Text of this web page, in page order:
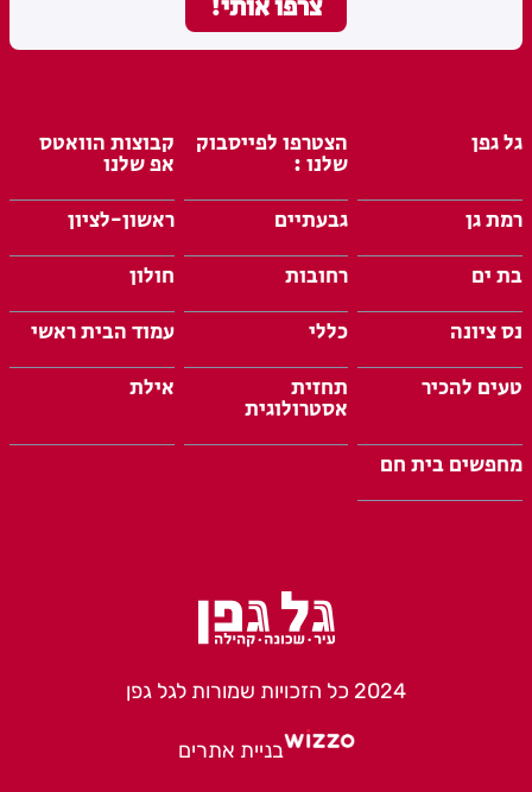
גל גפן הצטרפו לפייסבוק
שלנו :
קבוצות הוואטס
אפ שלנו
רמת גן
גבעתיים
ראשון-לציון
בת ים
רחובות
חולון
נס ציונה
כללי
עמוד הבית ראשי
טעים להכיר
תחזית
אסטרולוגית
אילת
מחפשים בית חם
2024 כל הזכויות שמורות לגל גפן
בניית אתרים